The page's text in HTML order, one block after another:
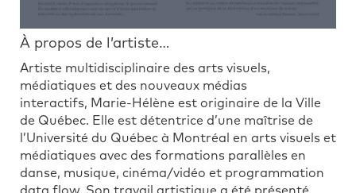
À propos de l’artiste…
Artiste multidisciplinaire des arts visuels,
médiatiques et des nouveaux médias
interactifs, Marie-Hélène est originaire de la Ville
de Québec. Elle est détentrice d’une maîtrise de
l’Université du Québec à Montréal en arts visuels et
médiatiques avec des formations parallèles en
danse, musique, cinéma/vidéo et programmation